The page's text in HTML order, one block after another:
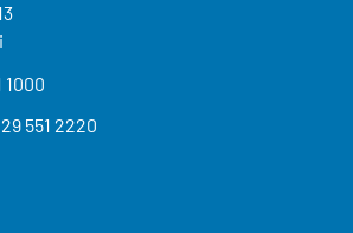
1000
551 2220